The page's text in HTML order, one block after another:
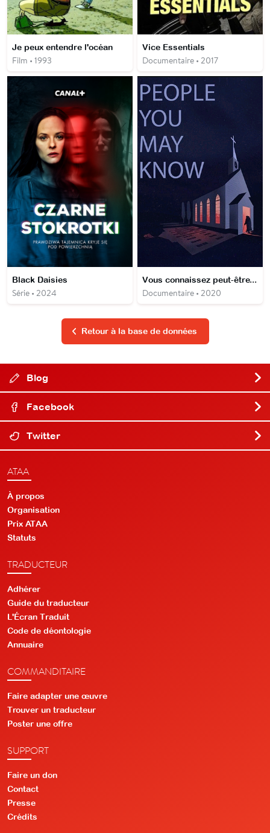
Je peux entendre l'océan
Film • 1993
Vice Essentials
Documentaire • 2017
Black Daisies
Série • 2024
Vous connaissez peut-être...
Documentaire • 2020
Retour à la base de données
Blog
Facebook
Twitter
ATAA
À propos
Organisation
Prix ATAA
Statuts
TRADUCTEUR
Adhérer
Guide du traducteur
L'Écran Traduit
Code de déontologie
Annuaire
COMMANDITAIRE
Faire adapter une œuvre
Trouver un traducteur
Poster une offre
SUPPORT
Faire un don
Contact
Presse
Crédits